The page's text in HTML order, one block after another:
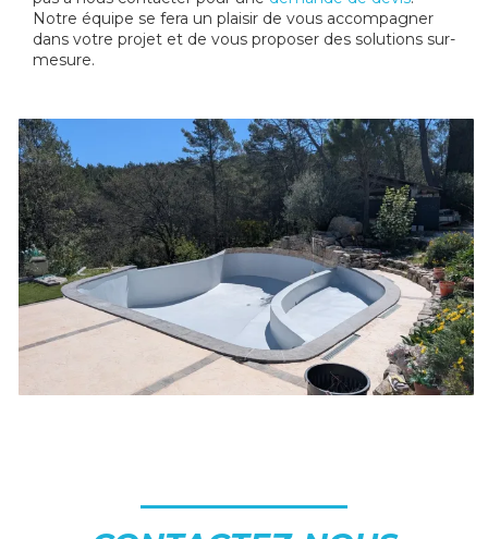
Notre équipe se fera un plaisir de vous accompagner
dans votre projet et de vous proposer des solutions sur-
mesure.